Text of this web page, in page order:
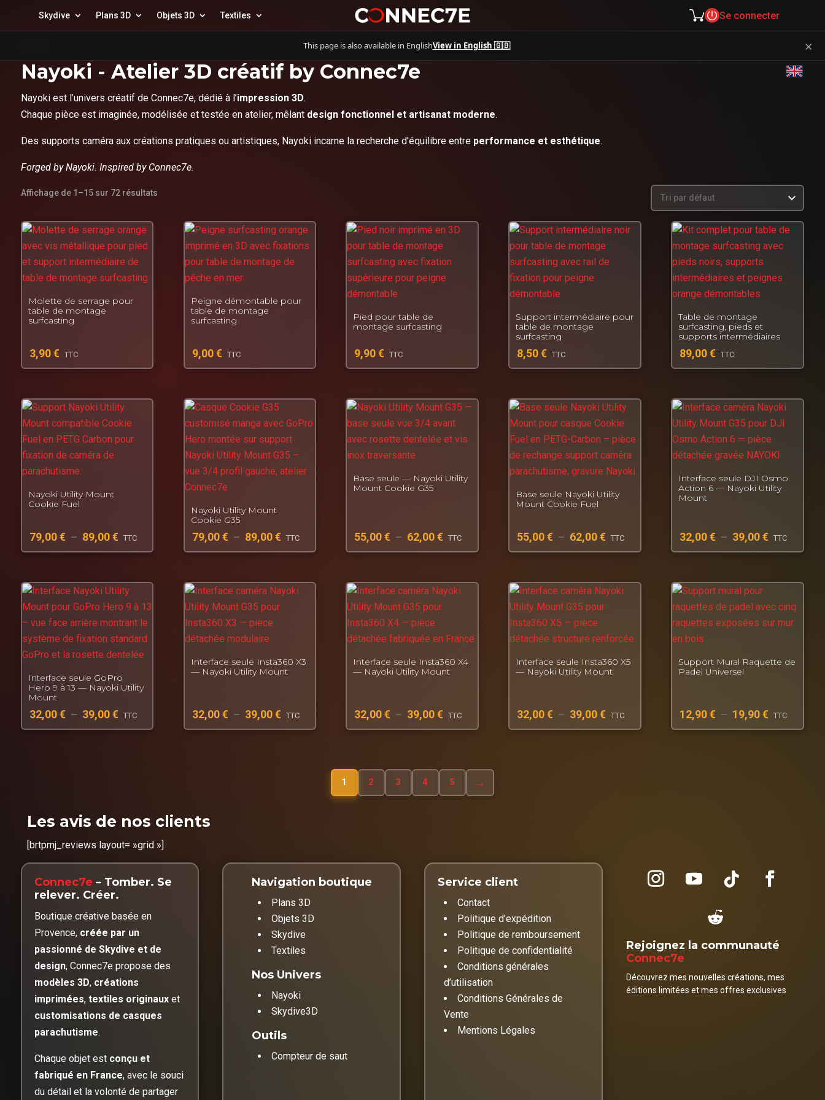
Skydive Plans 3D Objets 3D Textiles Se connecter
Nayoki - Atelier 3D créatif by Connec7e
Nayoki est l’univers créatif de Connec7e, dédié à l’impression 3D.
Chaque pièce est imaginée, modélisée et testée en atelier, mêlant design fonctionnel et artisanat moderne.
Des supports caméra aux créations pratiques ou artistiques, Nayoki incarne la recherche d’équilibre entre performance et esthétique.
Forged by Nayoki. Inspired by Connec7e.
Affichage de 1–15 sur 72 résultats
Molette de serrage pour
table de montage
surfcasting
3,90€ TTC
Peigne démontable pour
table de montage
surfcasting
9,00€ TTC
Pied pour table de
montage surfcasting
9,90€ TTC
Support intermédiaire pour
table de montage
surfcasting
8,50€ TTC
Table de montage
surfcasting, pieds et
supports intermédiaires
89,00€ TTC
Nayoki Utility Mount
Cookie Fuel
79,00€ – 89,00€ TTC
Nayoki Utility Mount
Cookie G35
79,00€ – 89,00€ TTC
Base seule — Nayoki Utility
Mount Cookie G35
55,00€ – 62,00€ TTC
Base seule Nayoki Utility
Mount Cookie Fuel
55,00€ – 62,00€ TTC
Interface seule DJI Osmo
Action 6 — Nayoki Utility
Mount
32,00€ – 39,00€ TTC
Interface seule GoPro
Hero 9 à 13 — Nayoki Utility
Mount
32,00€ – 39,00€ TTC
Interface seule Insta360 X3
— Nayoki Utility Mount
32,00€ – 39,00€ TTC
Interface seule Insta360 X4
— Nayoki Utility Mount
32,00€ – 39,00€ TTC
Interface seule Insta360 X5
— Nayoki Utility Mount
32,00€ – 39,00€ TTC
Support Mural Raquette de
Padel Universel
12,90€ – 19,90€ TTC
1 2 3 4 5 →
Les avis de nos clients
[brtpmj_reviews layout= »grid »]
Connec7e – Tomber. Se
relever. Créer.
Boutique créative basée en
Provence, créée par un
passionné de Skydive et de
design, Connec7e propose des
modèles 3D, créations
imprimées, textiles originauxet
customisations de casques
parachutisme.
Chaque objet est conçu et
fabriqué en France, avec le souci
du détail et la volonté de partager
Navigation boutique
Plans 3D
Objets 3D
Skydive
Textiles
Nos Univers
Nayoki
Skydive3D
Outils
Compteur de saut
Service client
Contact
Politique d’expédition
Politique de remboursement
Politique de confidentialité
Conditions générales
d’utilisation
Conditions Générales de
Vente
Mentions Légales
Rejoignez la communauté
Connec7e
Découvrez mes nouvelles créations, mes
éditions limitées et mes offres exclusives
This page is also available in EnglishView in English 🇬🇧 ×